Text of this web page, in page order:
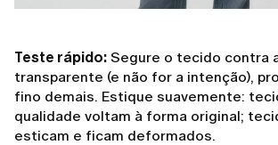
Teste rápido: Segure o tecido contra
transparente (e não for a intenção),
fino demais. Estique suavemente:
qualidade voltam à forma original;
esticam e ficam deformados.